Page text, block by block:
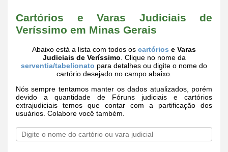
Cartórios e Varas Judiciais de
Veríssimo em Minas Gerais
Abaixo está a lista com todos os cartórios e Varas
Judiciais de Veríssimo . Clique no nome da
serventia/tabelionato para detalhes ou digite o nome do
cartório desejado no campo abaixo.
Nós sempre tentamos manter os dados atualizados, porém
devido a quantidade de Fóruns judiciais e cartórios
extrajudiciais temos que contar com a partificação dos
usuários. Colabore você também.